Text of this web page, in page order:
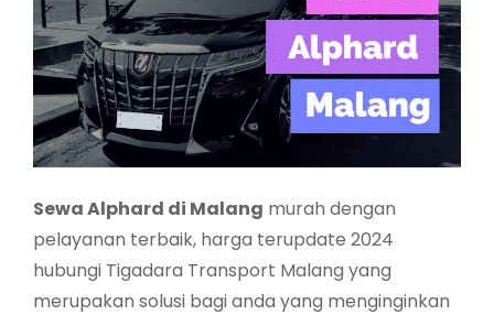
Sewa Alphard di Malang murah dengan
pelayanan terbaik, harga terupdate 2024
hubungi Tigadara Transport Malang yang
merupakan solusi bagi anda yang menginginkan